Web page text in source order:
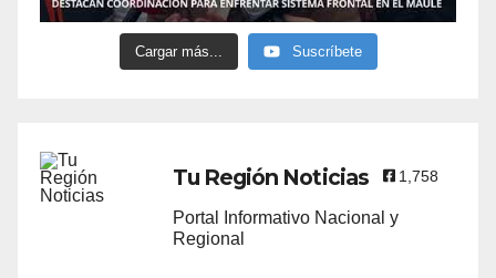
Cargar más... Suscríbete
Tu Región Noticias 1,758
Portal Informativo Nacional y
Regional